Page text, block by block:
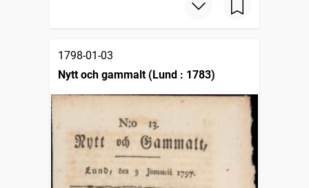
1798-01-03
Nytt och gammalt (Lund : 1783)